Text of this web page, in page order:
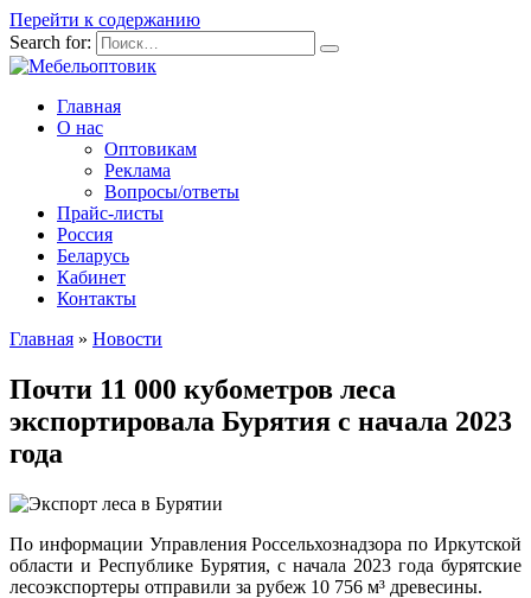
Перейти к содержанию
Search for:
Главная
О нас
Оптовикам
Реклама
Вопросы/ответы
Прайс-листы
Россия
Беларусь
Кабинет
Контакты
Главная » Новости
Почти 11 000 кубометров леса
экспортировала Бурятия с начала 2023
года
По информации Управления Россельхознадзора по Иркутской
области и Республике Бурятия, с начала 2023 года бурятские
лесоэкспортеры отправили за рубеж 10 756 м³ древесины.